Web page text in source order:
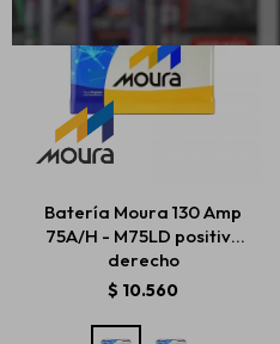
Batería Moura 130 Amp
75A/H - M75LD positivo
derecho
$ 10.560